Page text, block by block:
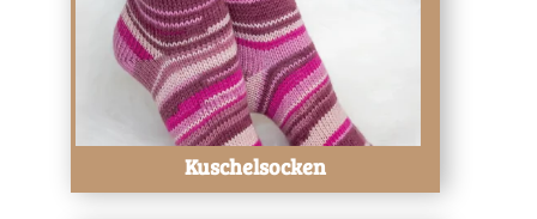
Kuschelsocken